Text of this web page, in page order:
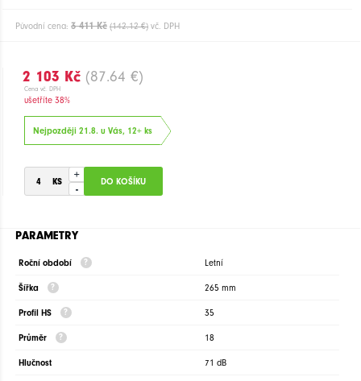
Původní cena: 3 411 Kč (142.12 €) vč. DPH
2 103 Kč (87.64 €)
Cena vč. DPH
ušetříte 38%
Nejpozději 21.8. u Vás, 12+ ks
+
-
PARAMETRY
Roční období Letní
Šířka 265 mm
Profil HS 35
Průměr 18
Hlučnost 71 dB